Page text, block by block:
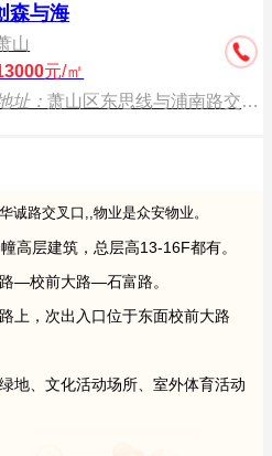
森与海
山
元/㎡
址：萧山区东思线与浦南路交叉口
诚路交叉口,,物业是众安物业。
高层建筑，总层高13-16F都有。
—校前大路—石富路。
上，次出入口位于东面校前大路
地、文化活动场所、室外体育活动